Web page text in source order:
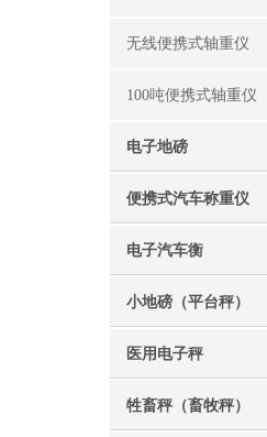
无线便携式轴重仪
100吨便携式轴重仪
电子地磅
便携式汽车称重仪
电子汽车衡
小地磅（平台秤）
医用电子秤
牲畜秤（畜牧秤）